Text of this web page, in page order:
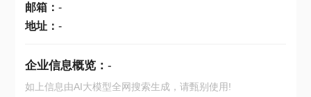
邮箱： -
地址： -
企业信息概览： -
如上信息由AI大模型全网搜索生成，请甄别使用!